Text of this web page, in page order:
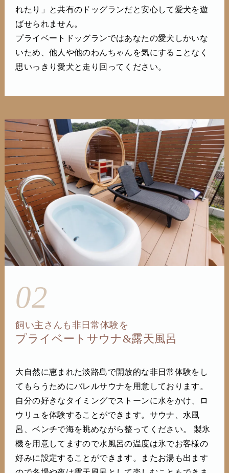
れたり」と共有のドッグランだと安心して愛犬を遊
ばせられません。
プライベートドッグランではあなたの愛犬しかいな
いため、他人や他のわんちゃんを気にすることなく
思いっきり愛犬と走り回ってください。
02
飼い主さんも非日常体験を
プライベートサウナ&露天風呂
大自然に恵まれた淡路島で開放的な非日常体験をし
てもらうためにバレルサウナを用意しております。
自分の好きなタイミングでストーンに水をかけ、ロ
ウリュを体験することができます。サウナ、水風
呂、ベンチで海を眺めながら整ってください。 製氷
機を用意してますので水風呂の温度は氷でお客様の
好みに設定することができます。またお湯も出ます